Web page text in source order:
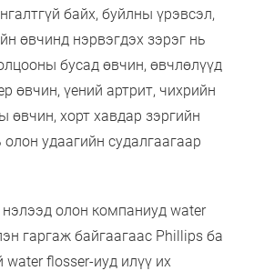
байх, буйлны үрэвсэл,
өвчинд нэрвэгдэх зэрэг нь
бусад өвчин, өвчлөлүүд
өвчин, үений артрит, чихрийн
өвчин, хорт хавдар зэргийн
удаагийн судалгаагаар
олон компаниуд water
гаргаж байгаагаас Phillips ба
flosser-иуд илүү их